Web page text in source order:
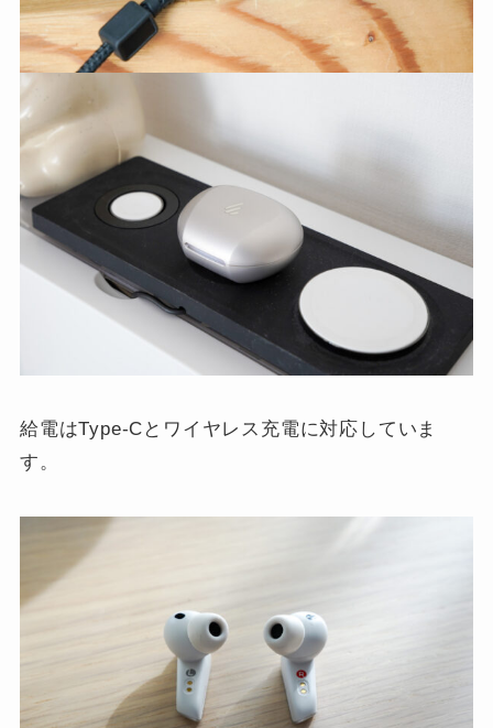
給電はType-Cとワイヤレス充電に対応していま
す。